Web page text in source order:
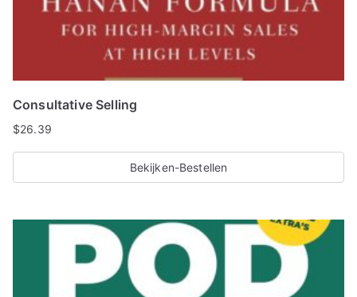
Consultative Selling
$26.39
Bekijken-Bestellen